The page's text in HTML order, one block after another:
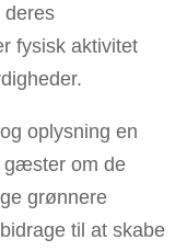
deres
fysisk aktivitet
oplysning en
gæster om de
grønnere
til at skabe